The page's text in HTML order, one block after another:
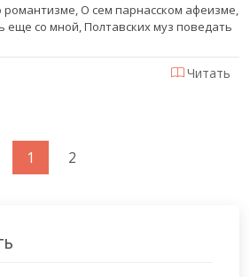
О сем парнасском афеизме,
еще со мной, Полтавских муз поведать
Читать
1 2